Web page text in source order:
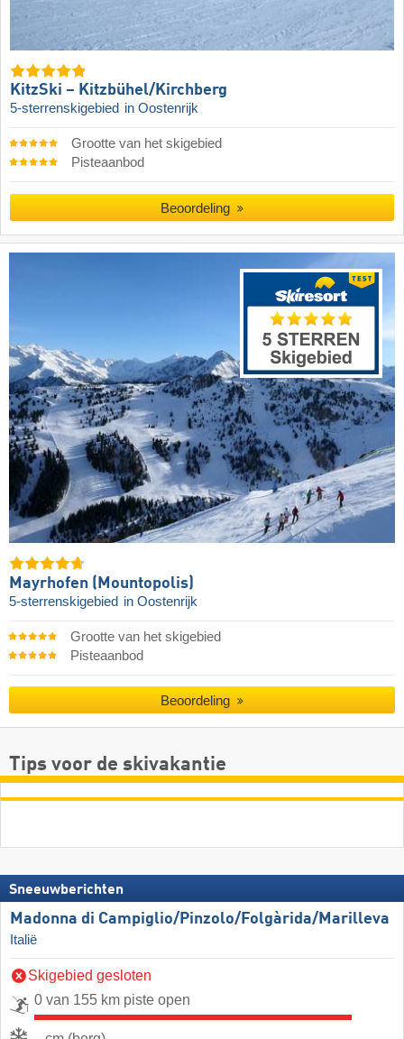
KitzSki – Kitzbühel/​Kirchberg
5-sterrenskigebied in Oostenrijk
Grootte van het skigebied
Pisteaanbod
Beoordeling
Mayrhofen (Mountopolis)
5-sterrenskigebied in Oostenrijk
Grootte van het skigebied
Pisteaanbod
Beoordeling
Tips voor de skivakantie
Sneeuwberichten
Madonna di Campiglio/​Pinzolo/​Folgàrida/​Marilleva
Italië
Skigebied gesloten
0 van 155 km piste open